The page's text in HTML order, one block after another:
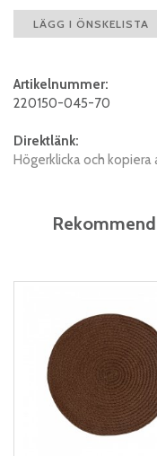
LÄGG I ÖNSKELISTA
Artikelnummer:
220150-045-70
Direktlänk:
Högerklicka och kopiera